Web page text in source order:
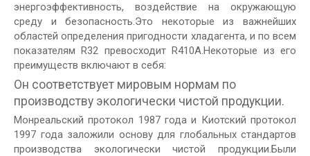
энергоэффективность, воздействие на окружающую
среду и безопасность.Это некоторые из важнейших
областей определения пригодности хладагента, и по всем
показателям R32 превосходит R410A.Некоторые из его
преимуществ включают в себя:
Он соответствует мировым нормам по
производству экологически чистой продукции.
Монреальский протокол 1987 года и Киотский протокол
1997 года заложили основу для глобальных стандартов
производства экологически чистой продукции.Были